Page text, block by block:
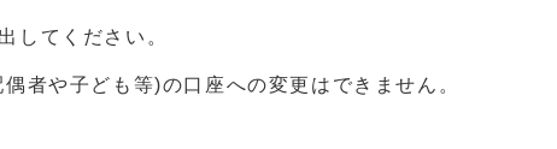
してください。
者や子ども等)の口座への変更はできません。